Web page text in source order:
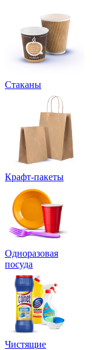
Стаканы
Крафт-пакеты
Одноразовая
посуда
Чистящие